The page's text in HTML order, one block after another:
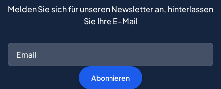
Melden Sie sich für unseren Newsletter an, hinterlassen
Sie Ihre E-Mail
Abonnieren